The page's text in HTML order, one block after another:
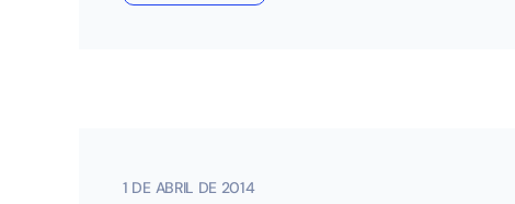
1 DE ABRIL DE 2014